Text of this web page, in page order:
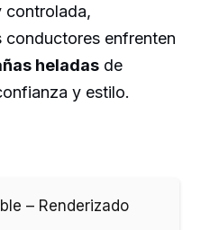
controlada,
conductores enfrenten
heladas de
y estilo.
– Renderizado